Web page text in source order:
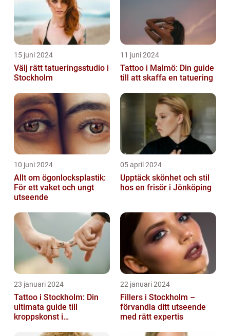
15 juni 2024
Välj rätt tatueringsstudio i
Stockholm
11 juni 2024
Tattoo i Malmö: Din guide
till att skaffa en tatuering
10 juni 2024
Allt om ögonlocksplastik:
För ett vaket och ungt
utseende
05 april 2024
Upptäck skönhet och stil
hos en frisör i Jönköping
23 januari 2024
Tattoo i Stockholm: Din
ultimata guide till
kroppskonst i
22 januari 2024
Fillers i Stockholm –
förvandla ditt utseende
med rätt expertis